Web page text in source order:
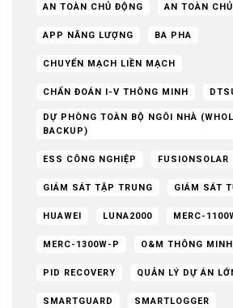
AN TOÀN CHỦ ĐỘNG AN TOÀN
APP NĂNG LƯỢNG BA PHA
CHUYỂN MẠCH LIỀN MẠCH
CHẨN ĐOÁN I-V THÔNG MINH
DỰ PHÒNG TOÀN BỘ NGÔI NHÀ
BACKUP)
ESS CÔNG NGHIỆP FUSIONSOLAR
GIÁM SÁT TẬP TRUNG GIÁM SÁT
HUAWEI LUNA2000 MERC-
MERC-1300W-P O&M THÔNG MINH
PID RECOVERY QUẢN LÝ DỰ ÁN
SMARTGUARD SMARTLOGGER